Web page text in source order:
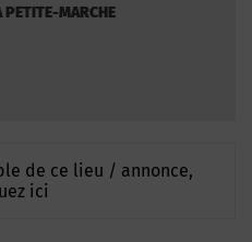
PETITE-MARCHE
de ce lieu / annonce,
ici